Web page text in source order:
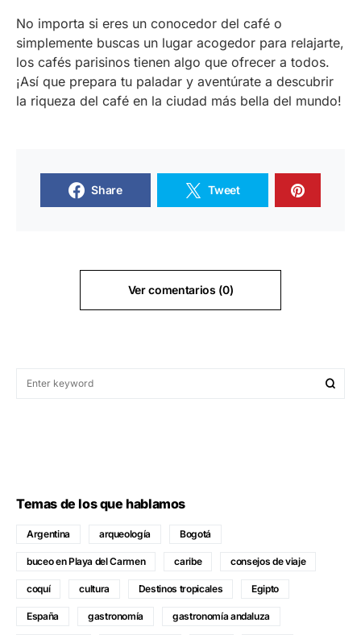
No importa si eres un conocedor del café o
simplemente buscas un lugar acogedor para relajarte,
los cafés parisinos tienen algo que ofrecer a todos.
¡Así que prepara tu paladar y aventúrate a descubrir
la riqueza del café en la ciudad más bella del mundo!
Share Tweet
Ver comentarios (0)
Temas de los que hablamos
Argentina arqueología Bogotá
buceo en Playa del Carmen caribe consejos de viaje
coquí cultura Destinos tropicales Egipto
España gastronomía gastronomía andaluza